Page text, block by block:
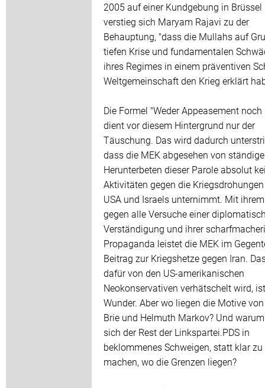
2005 auf einer Kundgebung in Brüssel
verstieg sich Maryam Rajavi zu der
Behauptung, "dass die Mullahs auf
tiefen Krise und fundamentalen
ihres Regimes in einem präventiven
Weltgemeinschaft den Krieg erklärt
Die Formel "Weder Appeasement noch
dient vor diesem Hintergrund nur der
Täuschung. Das wird dadurch
dass die MEK abgesehen von
Herunterbeten dieser Parole absolut
Aktivitäten gegen die
USA und Israels unternimmt. Mit
gegen alle Versuche einer
Verständigung und ihrer
Propaganda leistet die MEK im
Beitrag zur Kriegshetze gegen Iran.
dafür von den US-amerikanischen
Neokonservativen verhätschelt wird,
Wunder. Aber wo liegen die Motive
Brie und Helmuth Markov? Und
sich der Rest der Linkspartei.PDS in
beklommenes Schweigen, statt klar zu
machen, wo die Grenzen liegen?